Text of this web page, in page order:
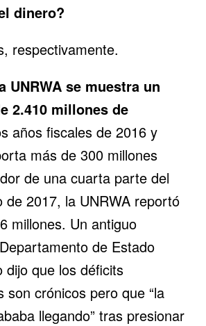
dinero?
respectivamente.
UNRWA se muestra un
2.410 millones de
años fiscales de 2016 y
más de 300 millones
de una cuarta parte del
de 2017, la UNRWA reportó
millones. Un antiguo
de Estado
dijo que los déficits
son crónicos pero que “la
llegando” tras presionar